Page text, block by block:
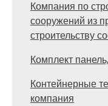
Компания по
сооружений из
строительству
Комплект
Контейнерные
компания